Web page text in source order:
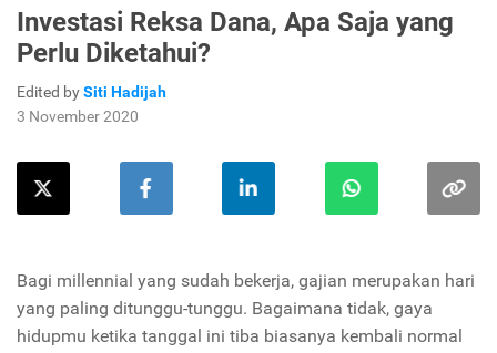
Investasi Reksa Dana, Apa Saja yang
Perlu Diketahui?
Edited bySiti Hadijah
3 November 2020
Bagi millennial yang sudah bekerja, gajian merupakan hari
yang paling ditunggu-tunggu. Bagaimana tidak, gaya
hidupmu ketika tanggal ini tiba biasanya kembali normal